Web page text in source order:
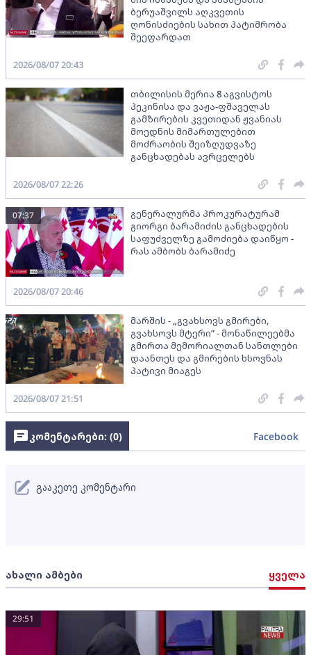
ბერუაშვილს აღკვეთის
ღონისძიების სახით პატიმრობა
შეეფარდათ
2026/08/07 20:43
თბილისის მერია 8 აგვისტოს
პეკინისა და ვაჟა-ფშაველას
გამზირების კვეთიდან ჟვანიას
მოედნის მიმართულებით
მოძრაობის შეიზღუდვაზე
განცხადებას ავრცელებს
2026/08/07 22:26
გენერალურმა პროკურატურამ
გიორგი ბარამიძის განცხადების
საფუძველზე გამოძიება დაიწყო -
რას ამბობს ბარამიძე
07:37
2026/08/07 20:46
მარშის - „გვახსოვს გმირები,
გვახსოვს მტერი” - მონაწილეებმა
გმირთა მემორიალთან სანთლები
დაანთეს და გმირების ხსოვნას
პატივი მიაგეს
2026/08/07 21:51
ახალი ამბები ყველა
29:51
კომენტარები: (0) Facebook
გააკეთე კომენტარი